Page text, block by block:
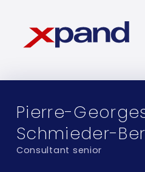
Pierre-
Schmieder-
Consultant senior